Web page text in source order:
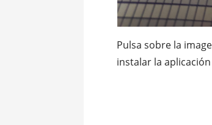
Pulsa sobre la
instalar la aplicación